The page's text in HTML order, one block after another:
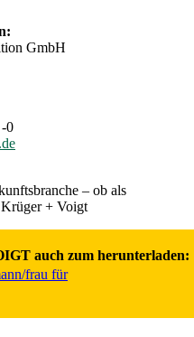
GmbH
0
auch zum herunterladen:
frau für